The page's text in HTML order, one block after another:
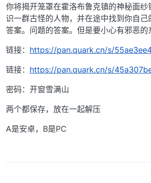
你将揭开笼罩在霍洛布鲁克镇的神秘面纱
识一群古怪的人物，并在途中找到你自己
答案。问题的答案。但是要小心有邪恶的
链接： https://pan.quark.cn/s/
链接： https://pan.quark.cn/s/
密码：开窗雪满山
两个都保存，放在一起解压
A是安卓，B是PC